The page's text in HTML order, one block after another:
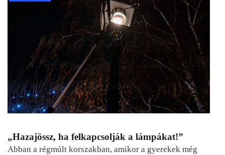
„Hazajössz, ha felkapcsolják a lámpákat!”
Abban a régmúlt korszakban, amikor a gyerekek még